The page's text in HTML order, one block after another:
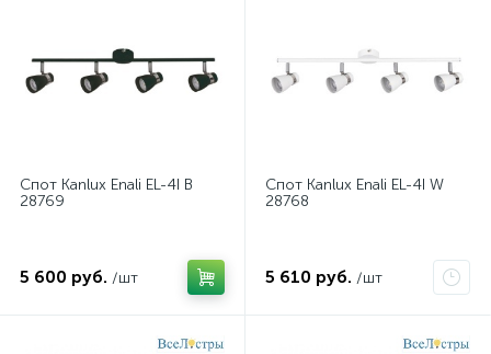
Cпот Kanlux Enali EL-4I B
28769
5 600 руб. /шт
Cпот Kanlux Enali EL-4I W
28768
5 610 руб. /шт